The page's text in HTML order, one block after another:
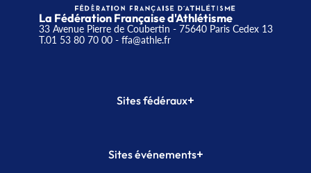
La Fédération Française d'Athlétisme
33 Avenue Pierre de Coubertin - 75640 Paris Cedex 13
T.01 53 80 70 00- ffa@athle.fr
Sites fédéraux+
Plateforme Formation
Sites événements+